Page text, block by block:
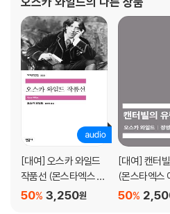
유명했는데 당시 오스카 와일드의 이
[대여] 오스카 와일드
작품선 (몬스타엑스 아
이엠 낭독)3,250원
50%
[대여] 캔터
(몬스타엑스
독)
50%